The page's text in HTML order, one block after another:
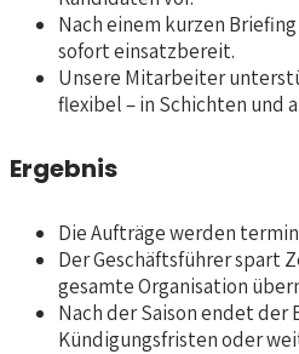
Nach einem kurzen
sofort einsatzbereit.
Unsere Mitarbeiter
flexibel – in Schichten und
Ergebnis
Die Aufträge werden
Der Geschäftsführer spart
gesamte Organisation
Nach der Saison endet der
Kündigungsfristen oder